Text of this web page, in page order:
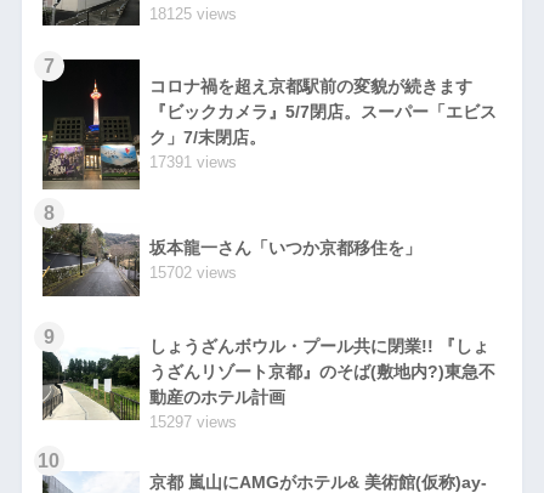
18125 views
7
コロナ禍を超え京都駅前の変貌が続きます
『ビックカメラ』5/7閉店。スーパー「エビス
ク」7/末閉店。
17391 views
8
坂本龍一さん「いつか京都移住を」
15702 views
9
しょうざんボウル・プール共に閉業!! 『しょ
うざんリゾート京都』のそば(敷地内?)東急不
動産のホテル計画
15297 views
10
京都 嵐山にAMGがホテル& 美術館(仮称)ay-